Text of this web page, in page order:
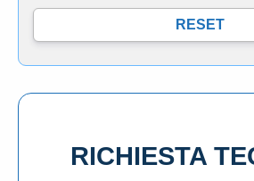
RICHIESTA